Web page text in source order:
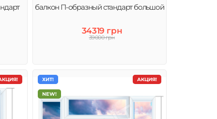
балкон П-образный стандарт большой
34319 грн
39000 грн
АКЦИЯ!
ХИТ!
NEW!